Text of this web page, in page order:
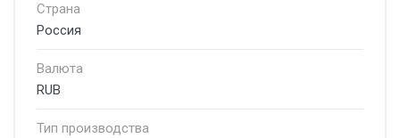
Страна
Россия
Валюта
RUB
Тип производства